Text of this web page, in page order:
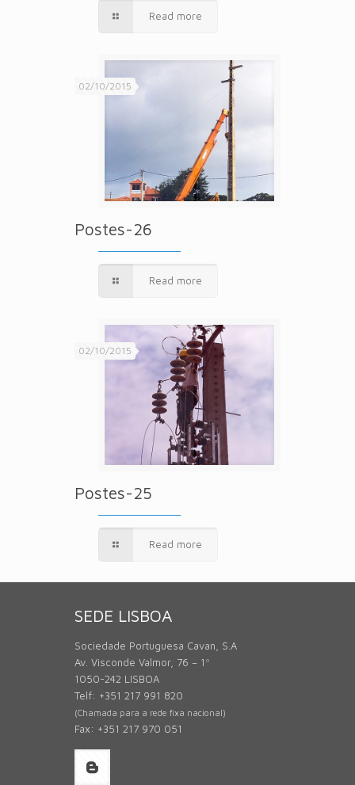
Read more
02/10/2015
Postes-26
Read more
02/10/2015
Postes-25
Read more
SEDE LISBOA
Sociedade Portuguesa Cavan, S.A
Av. Visconde Valmor, 76 – 1º
1050-242 LISBOA
Telf: +351 217 991 820
(Chamada para a rede fixa nacional)
Fax: +351 217 970 051